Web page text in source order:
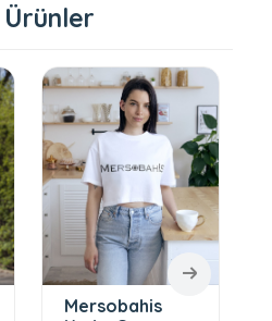
Mersobahis